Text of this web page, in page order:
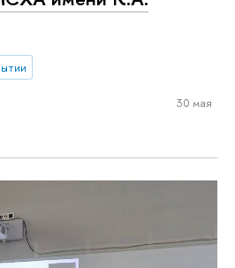
30 мая